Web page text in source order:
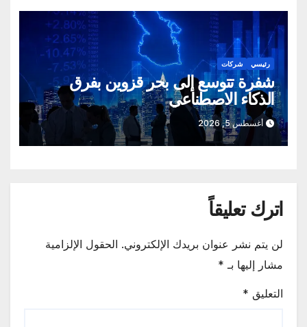
رئيسي شركات
شفرة تتوسع إلى بحر قزوين بفرق
الذكاء الاصطناعي
أغسطس 5, 2026
اترك تعليقاً
لن يتم نشر عنوان بريدك الإلكتروني. الحقول الإلزامية
مشار إليها بـ *
التعليق *